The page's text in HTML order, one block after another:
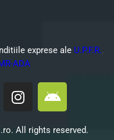
exprese ale U.P.F.R.,
ADA
All rights reserved.